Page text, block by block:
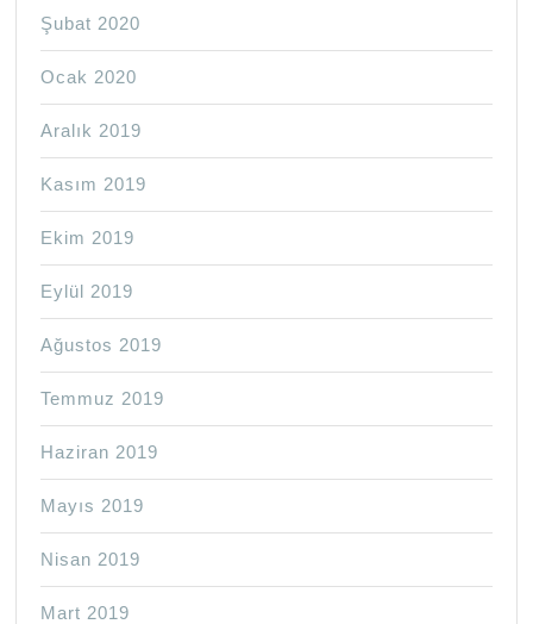
Şubat 2020
Ocak 2020
Aralık 2019
Kasım 2019
Ekim 2019
Eylül 2019
Ağustos 2019
Temmuz 2019
Haziran 2019
Mayıs 2019
Nisan 2019
Mart 2019